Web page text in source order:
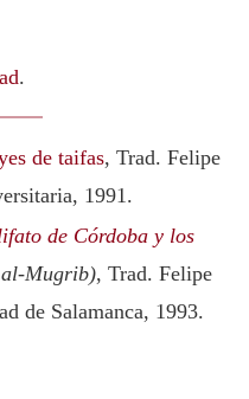
.
de taifas, Trad. Felipe
1991.
de Córdoba y los
Mugrib), Trad. Felipe
de Salamanca, 1993.